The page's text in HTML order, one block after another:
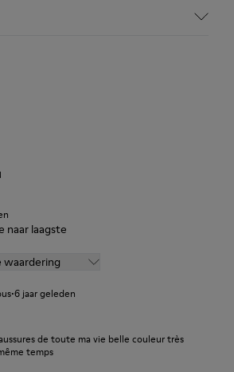
naar laagste
waardering
·6 jaar geleden
de toute ma vie belle couleur très
temps